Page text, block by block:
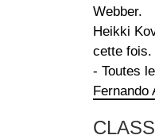
Webber.
Heikki
cette fois.
- Toutes
Fernando